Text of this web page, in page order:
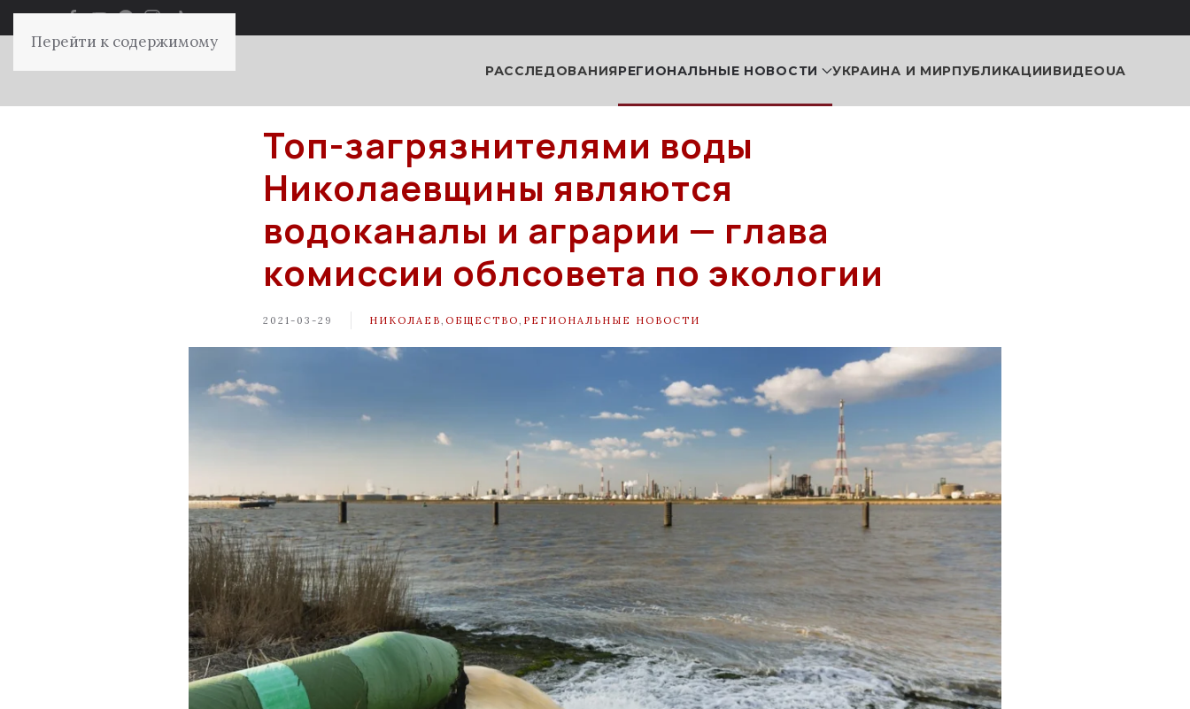
Перейти к содержимому
РАССЛЕДОВАНИЯРЕГИОНАЛЬНЫЕ НОВОСТИ УКРАИНА И МИРПУБЛИКАЦИИВИДЕОUA
Топ-загрязнителями воды
Николаевщины являются
водоканалы и аграрии — глава
комиссии облсовета по экологии
2021-03-29 НИКОЛАЕВ ОБЩЕСТВО РЕГИОНАЛЬНЫЕ НОВОСТИ